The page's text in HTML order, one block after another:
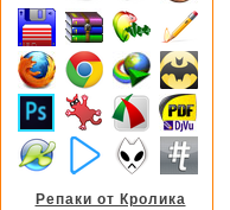
Репаки от Кролика